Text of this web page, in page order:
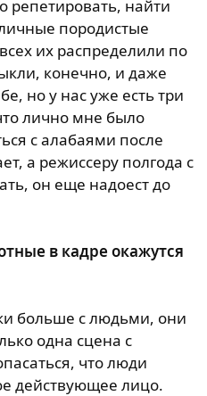
репетировать, найти
породистые
их распределили по
конечно, и даже
но у нас уже есть три
лично мне было
с алабаями после
а режиссеру полгода с
он еще надоест до
в кадре окажутся
больше с людьми, они
одна сцена с
что люди
действующее лицо.